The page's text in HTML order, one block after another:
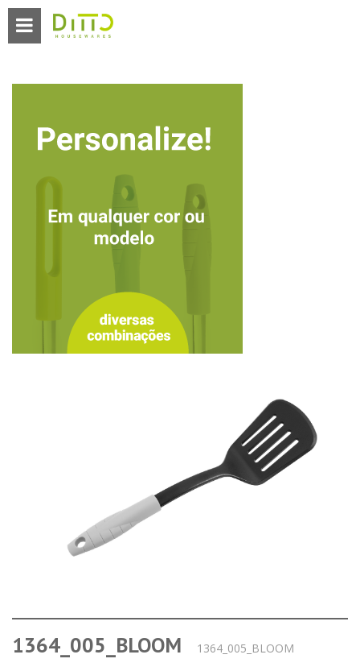
1364_005_BLOOM 1364_005_BLOOM